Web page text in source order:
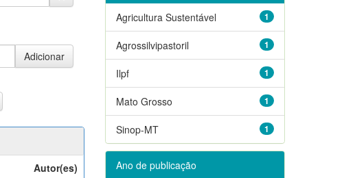
Autor(es)
1
Agricultura Sustentável
1
Agrossilvipastoril
1
Ilpf
1
Mato Grosso
1
Sinop-MT
Ano de publicação